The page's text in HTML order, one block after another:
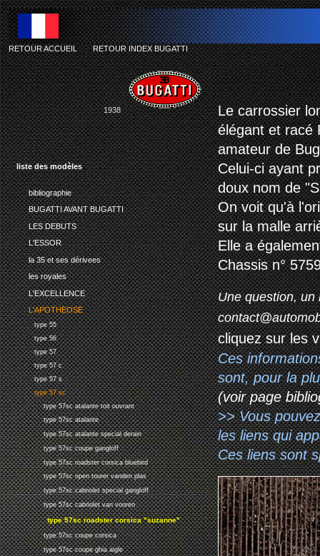
liste des modèles
bibliographie
BUGATTI AVANT BUGATTI
LES DEBUTS
L'ESSOR
la 35 et ses dérivees
les royales
L'EXCELLENCE
L'APOTHEOSE
type 55
type 56
type 57
type 57 c
type 57 s
type 57 sc
type 57sc atalante toit ouvrant
type 57sc atalante
type 57sc atalante special derain
type 57sc coupe gangloff
type 57sc roadster corsica bluebird
type 57sc open tourer vanden plas
type 57sc cabriolet special gangloff
type 57sc cabriolet van vooren
type 57sc roadster corsica "suzanne"
type 57sc coupe corsica
type 57sc coupe ghia aigle
RETOUR ACCUEIL-RETOUR INDEX BUGATTI
1938
Le carrossier
élégant et racé
amateur de
Celui-ci ayant
doux nom de
On voit qu'à
sur la malle
Elle a
Chassis n°
Une question, un
cliquez sur les
Ces
sont, pour la
(voir page
>> Vous
les liens qui
Ces liens sont